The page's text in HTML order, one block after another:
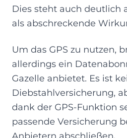
Dies steht auch deutlich
als abschreckende
Um das GPS zu nutzen,
allerdings ein
Gazelle anbietet. Es ist
Diebstahlversicherung,
dank der GPS-Funktion
passende Versicherung
Anbietern abschließen.